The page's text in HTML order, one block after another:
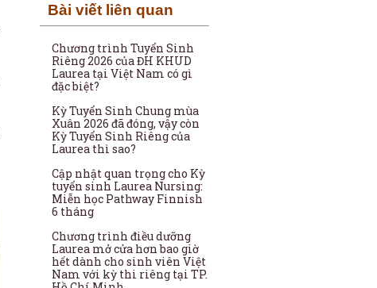
Bài viết liên quan
Chương trình Tuyển Sinh
Riêng 2026 của ĐH KHUD
Laurea tại Việt Nam có gì
đặc biệt?
Kỳ Tuyển Sinh Chung mùa
Xuân 2026 đã đóng, vậy còn
Kỳ Tuyển Sinh Riêng của
Laurea thì sao?
Cập nhật quan trọng cho Kỳ
tuyển sinh Laurea Nursing:
Miễn học Pathway Finnish
6 tháng
Chương trình điều dưỡng
Laurea mở cửa hơn bao giờ
hết dành cho sinh viên Việt
Nam với kỳ thi riêng tại TP.